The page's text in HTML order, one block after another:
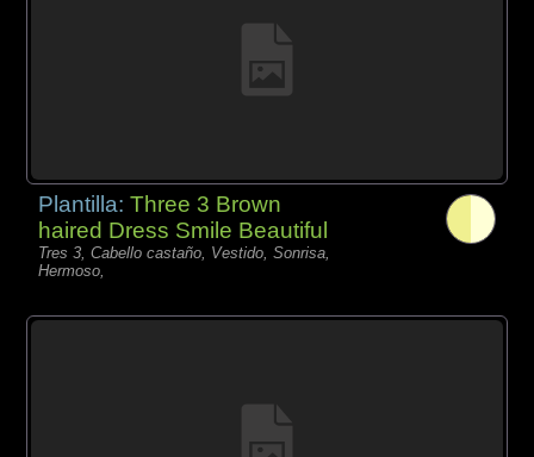
Plantilla:Three 3 Brown
haired Dress Smile Beautiful
Tres 3, Cabello castaño, Vestido, Sonrisa,
Hermoso,